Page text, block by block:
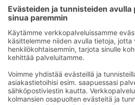
Asiakasomistajuus
Yhteishyvä Ruoka -sovellus
Prisma.fi
Sokos.fi
S-Pankki
Sokos Hotels
Raflaamo